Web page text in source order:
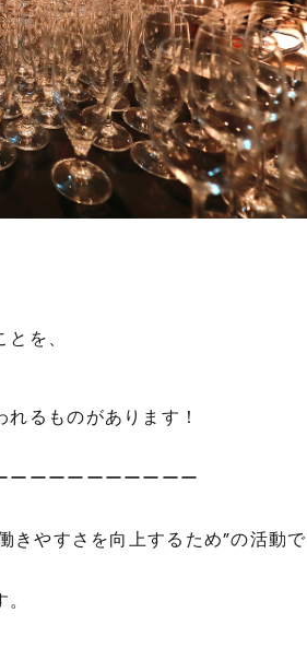
を、
るものがあります！
ーーーーーーーーーー
きやすさを向上するため”の活動で